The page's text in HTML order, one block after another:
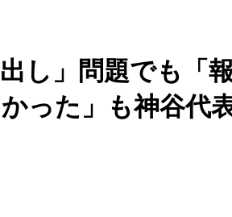
し」問題でも「
かった」も神谷代